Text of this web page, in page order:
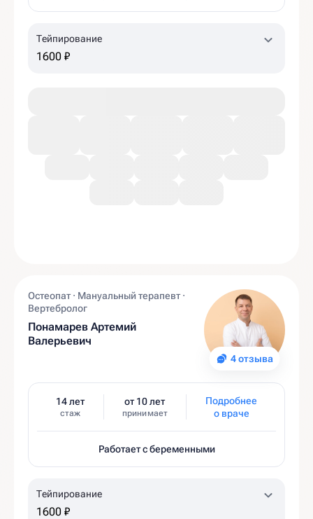
Тейпирование
1600 ₽
4 отзыва
Остеопат · Мануальный терапевт ·
Вертебролог
Понамарев Артемий
Валерьевич
14 лет
стаж
от 10 лет
принимает
Подробнее
о враче
Работает с беременными
Тейпирование
1600 ₽